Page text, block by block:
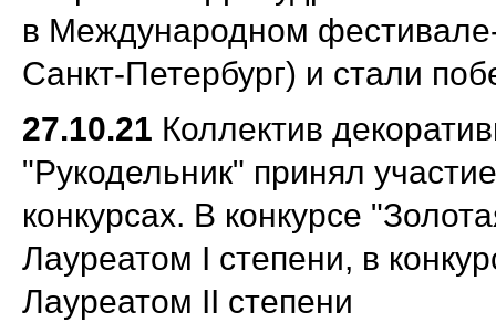
в Международном фестивале-
Санкт-Петербург) и стали
27.10.21 Коллектив
"Рукодельник" принял
конкурсах. В конкурсе
Лауреатом I степени, в
Лауреатом II степени